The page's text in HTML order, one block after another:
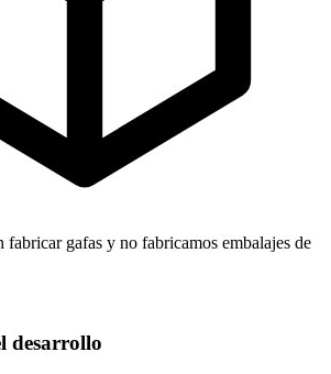
fabricar gafas y no fabricamos embalajes de
desarrollo